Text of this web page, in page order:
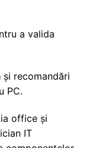
a valida
și recomandări
PC.
office și
IT